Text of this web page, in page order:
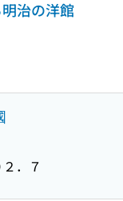
治の洋館
．７